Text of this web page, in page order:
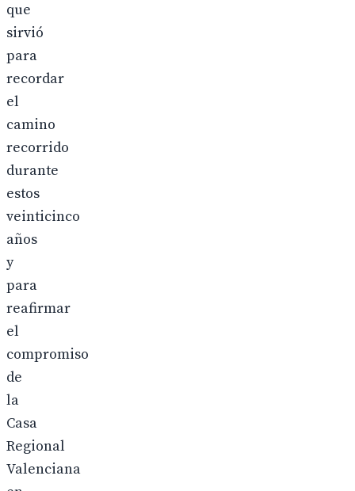
que
sirvió
para
recordar
el
camino
recorrido
durante
estos
veinticinco
años
y
para
reafirmar
el
compromiso
de
la
Casa
Regional
Valenciana